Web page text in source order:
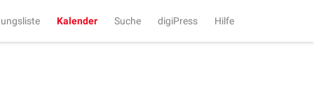
Kalender Suche digiPress Hilfe